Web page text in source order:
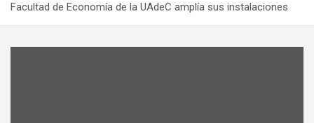
Facultad de Economía de la UAdeC amplía sus instalaciones